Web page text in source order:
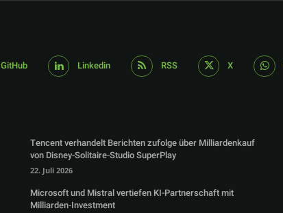
GitHub Linkedin RSS X
Tencent verhandelt Berichten zufolge über Milliardenkauf
von Disney-Solitaire-Studio SuperPlay
22. Juli 2026
Microsoft und Mistral vertiefen KI-Partnerschaft mit
Milliarden-Investment